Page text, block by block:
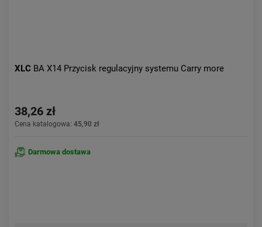
XLC BA X14 Przycisk regulacyjny systemu Carry more
38,26 zł
Cena katalogowa: 45,90 zł
Darmowa dostawa